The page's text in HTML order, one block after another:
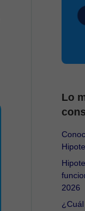
Lo
2026